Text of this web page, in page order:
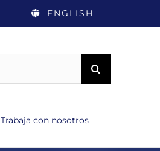
ENGLISH
Trabaja con nosotros